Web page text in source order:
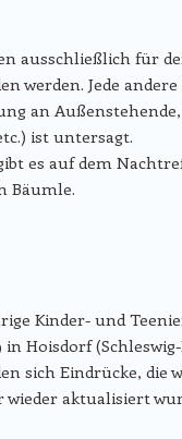
ausschließlich für
werden. Jede
an
ist untersagt.
es auf dem
Bäumle.
Kinder- und
in Hoisdorf
sich Eindrücke, die
aktualisiert